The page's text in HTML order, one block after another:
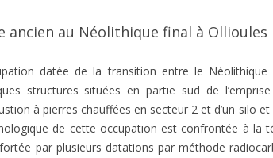
ancien au Néolithique final à Ollioules
datée de la transition entre le
structures situées en partie sud de
à pierres chauffées en secteur 2 et d’un silo
de cette occupation est confrontée à la
par plusieurs datations par méthode